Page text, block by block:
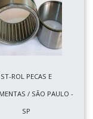
ST-ROL PECAS E
/ SÃO PAULO -
SP